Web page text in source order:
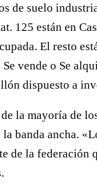
de suelo
125 están en
El resto
vende o Se
dispuesto a
la mayoría de
banda ancha.
de la